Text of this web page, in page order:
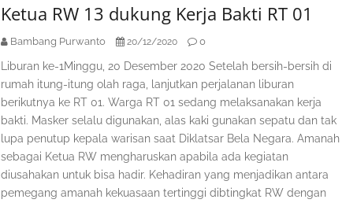
Ketua RW 13 dukung Kerja Bakti RT 01
Bambang Purwanto 20/12/2020 0
Liburan ke-1Minggu, 20 Desember 2020 Setelah bersih-bersih di
rumah itung-itung olah raga, lanjutkan perjalanan liburan
berikutnya ke RT 01. Warga RT 01 sedang melaksanakan kerja
bakti. Masker selalu digunakan, alas kaki gunakan sepatu dan tak
lupa penutup kepala warisan saat Diklatsar Bela Negara. Amanah
sebagai Ketua RW mengharuskan apabila ada kegiatan
diusahakan untuk bisa hadir. Kehadiran yang menjadikan antara
pemegang amanah kekuasaan tertinggi dibtingkat RW dengan